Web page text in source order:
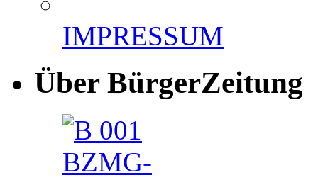
IMPRESSUM
Über BürgerZeitung